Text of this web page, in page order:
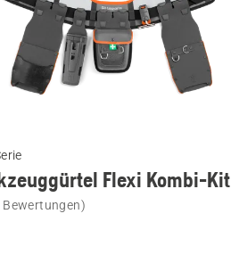
Flexi Kombi-Kit
Bewertungen)